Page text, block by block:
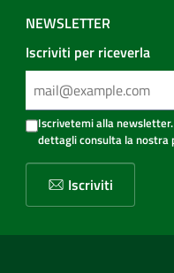
NEWSLETTER
Iscriviti per riceverla
Iscrivetemi alla
dettagli consulta la nostra
Iscriviti